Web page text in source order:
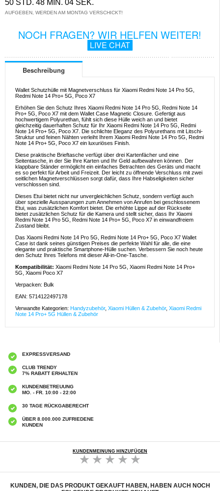
50 STD. 48 MIN. 04 SEK.
AUFGEBEN, WERDEN AM MONTAG VERSCHICKT!
NOCH FRAGEN? WIR HELFEN WEITER!
LIVE CHAT
Beschreibung
Wallet Schutzhülle mit Magnetverschluss für Xiaomi Redmi Note 14 Pro 5G,
Redmi Note 14 Pro+ 5G, Poco X7
Erhöhen Sie den Schutz Ihres Xiaomi Redmi Note 14 Pro 5G, Redmi Note 14
Pro+ 5G, Poco X7 mit dem Wallet Case Magnetic Closure. Gefertigt aus
hochwertigem Polyurethan, fühlt sich diese Hülle weich an und bietet
gleichzeitig dauerhaften Schutz für Ihr Xiaomi Redmi Note 14 Pro 5G, Redmi
Note 14 Pro+ 5G, Poco X7. Die schlichte Eleganz des Polyurethans mit Litschi-
Struktur und feinen Nähten verleiht Ihrem Xiaomi Redmi Note 14 Pro 5G, Redmi
Note 14 Pro+ 5G, Poco X7 ein luxuriöses Finish.
Diese praktische Brieftasche verfügt über drei Kartenfächer und eine
Seitentasche, in der Sie Ihre Karten und Ihr Geld aufbewahren können. Der
klappbare Ständer ermöglicht ein einfaches Betrachten des Geräts und macht
es so perfekt für Arbeit und Freizeit. Der leicht zu öffnende Verschluss mit zwei
seitlichen Magnetverschlüssen sorgt dafür, dass Ihre Habseligkeiten sicher
verschlossen sind.
Dieses Etui bietet nicht nur unvergleichlichen Schutz, sondern verfügt auch
über spezielle Aussparungen zum Annehmen von Anrufen bei geschlossenem
Etui, was zusätzlichen Komfort bietet. Die erhöhte Lippe auf der Rückseite
bietet zusätzlichen Schutz für die Kamera und stellt sicher, dass Ihr Xiaomi
Redmi Note 14 Pro 5G, Redmi Note 14 Pro+ 5G, Poco X7 in einwandfreiem
Zustand bleibt.
Das Xiaomi Redmi Note 14 Pro 5G, Redmi Note 14 Pro+ 5G, Poco X7 Wallet
Case ist dank seines günstigen Preises die perfekte Wahl für alle, die eine
elegante und praktische Smartphone-Hülle suchen. Verbessern Sie noch heute
den Schutz Ihres Telefons mit dieser All-in-One-Tasche.
Kompatibilität: Xiaomi Redmi Note 14 Pro 5G, Xiaomi Redmi Note 14 Pro+
5G, Xiaomi Poco X7
Verpacken: Bulk
EAN: 5714122497178
Verwandte Kategorien: Handyzubehör, Xiaomi Hüllen & Zubehör, Xiaomi Redmi
Note 14 Pro+ 5G Hüllen & Zubehör
EXPRESSVERSAND
CLUB TRENDY
7% RABATT ERHALTEN
KUNDENBETREUUNG
MO. - FR. 10:00 - 22:00
30 TAGE RÜCKGABERECHT
ÜBER 8.000.000 ZUFRIEDENE
KUNDEN
KUNDENMEINUNG HINZUFÜGEN
KUNDEN, DIE DAS PRODUKT GEKAUFT HABEN, HABEN AUCH NOCH